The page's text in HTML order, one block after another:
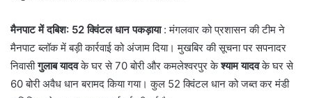
मैनपाट में दबिश: 52 क्विंटल धान पकड़ाया: मंगलवार को प्रशासन की टीम ने
मैनपाट ब्लॉक में बड़ी कार्रवाई को अंजाम दिया। मुखबिर की सूचना पर सपनादर
निवासीगुलाब यादवके घर से 70 बोरी और कमलेश्वरपुर केश्याम यादवके घर से
60 बोरी अवैध धान बरामद किया गया। कुल 52 क्विंटल धान को जब्त कर मंडी